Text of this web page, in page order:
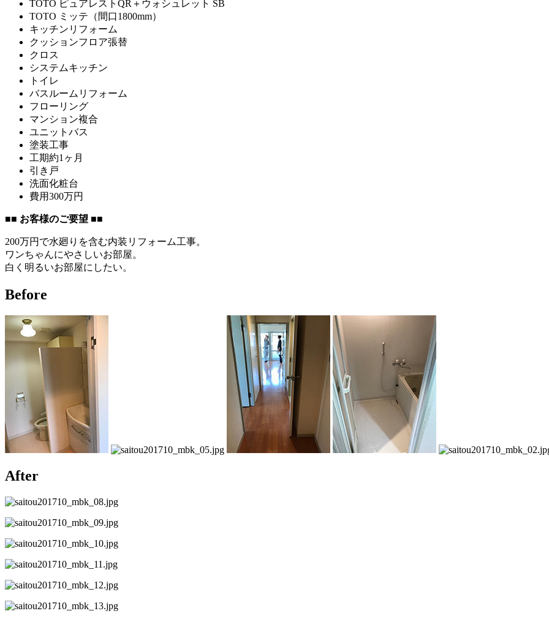
TOTO ピュアレストQR＋ウォシュレット SB
TOTO ミッテ（間口1800mm）
キッチンリフォーム
クッションフロア張替
クロス
システムキッチン
トイレ
バスルームリフォーム
フローリング
マンション複合
ユニットバス
塗装工事
工期約1ヶ月
引き戸
洗面化粧台
費用300万円
■■ お客様のご要望 ■■
200万円で水廻りを含む内装リフォーム工事。
ワンちゃんにやさしいお部屋。
白く明るいお部屋にしたい。
Before
After